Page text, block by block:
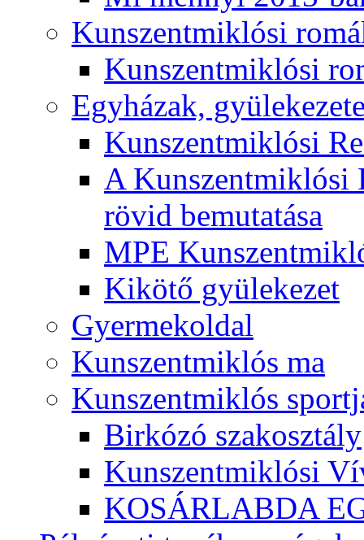
Kunszentmiklósi
Kunszentmiklósi
Egyházak,
Kunszentmiklósi
A Kunszentmiklósi
rövid bemutatása
MPE
Kikötő gyülekezet
Gyermekoldal
Kunszentmiklós ma
Kunszentmiklós
Birkózó szakosztály
Kunszentmiklósi
KOSÁRLABDA